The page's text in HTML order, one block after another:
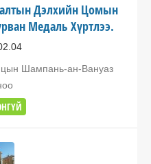
Дэлхийн Цомын
Медаль Хүртлээ.
Шампань-ан-Вануаз